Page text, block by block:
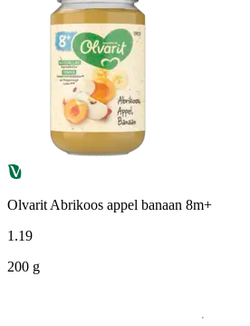
Olvarit Abrikoos appel banaan 8m+
1 .19
200 g